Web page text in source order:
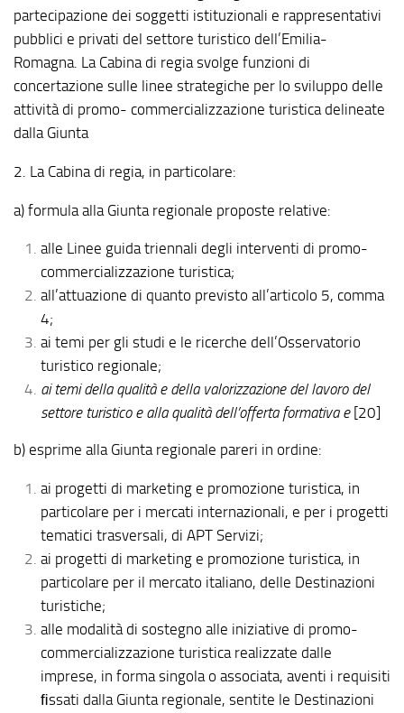
partecipazione dei soggetti istituzionali e rappresentativi
pubblici e privati del settore turistico dell’Emilia-
Romagna. La Cabina di regia svolge funzioni di
concertazione sulle linee strategiche per lo sviluppo delle
attività di promo- commercializzazione turistica delineate
dalla Giunta
2. La Cabina di regia, in particolare:
a) formula alla Giunta regionale proposte relative:
alle Linee guida triennali degli interventi di promo-
commercializzazione turistica;
all’attuazione di quanto previsto all’articolo 5, comma
4;
ai temi per gli studi e le ricerche dell’Osservatorio
turistico regionale;
ai temi della qualità e della valorizzazione del lavoro del
settore turistico e alla qualità dell’offerta formativa e [20]
b) esprime alla Giunta regionale pareri in ordine:
ai progetti di marketing e promozione turistica, in
particolare per i mercati internazionali, e per i progetti
tematici trasversali, di APT Servizi;
ai progetti di marketing e promozione turistica, in
particolare per il mercato italiano, delle Destinazioni
turistiche;
alle modalità di sostegno alle iniziative di promo-
commercializzazione turistica realizzate dalle
imprese, in forma singola o associata, aventi i requisiti
ﬁssati dalla Giunta regionale, sentite le Destinazioni